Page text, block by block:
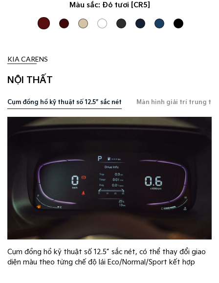
Màu sắc: Đỏ tươi [CR5]
KIA CARENS
NỘI THẤT
Cụm đồng hồ kỹ thuật số 12.5” sắc nét Màn hình giải trí trung tâm
Cụm đồng hồ kỹ thuật số 12.5” sắc nét, có thể thay đổi giao
diện màu theo từng chế độ lái Eco/Normal/Sport kết hợp